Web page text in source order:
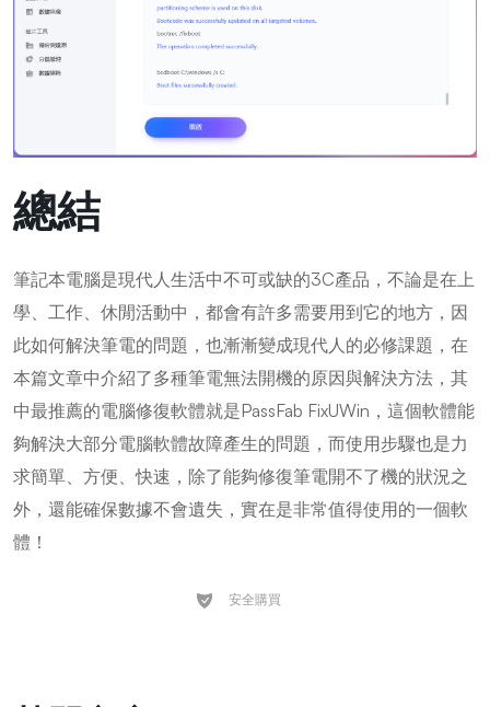
總結
筆記本電腦是現代人生活中不可或缺的3C產品，不論是在上
學、工作、休閒活動中，都會有許多需要用到它的地方，因
此如何解決筆電的問題，也漸漸變成現代人的必修課題，在
本篇文章中介紹了多種筆電無法開機的原因與解決方法，其
中最推薦的電腦修復軟體就是PassFab FixUWin，這個軟體能
夠解決大部分電腦軟體故障產生的問題，而使用步驟也是力
求簡單、方便、快速，除了能夠修復筆電開不了機的狀況之
外，還能確保數據不會遺失，實在是非常值得使用的一個軟
體！